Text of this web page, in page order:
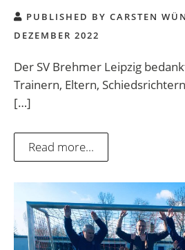
PUBLISHED BY CARSTEN
DEZEMBER 2022
Der SV Brehmer Leipzig
Trainern, Eltern,
[…]
Read more...